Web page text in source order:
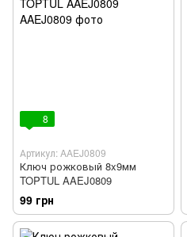
8
Артикул: AAEJ0809
Ключ рожковый 8x9мм
TOPTUL AAEJ0809
99 грн